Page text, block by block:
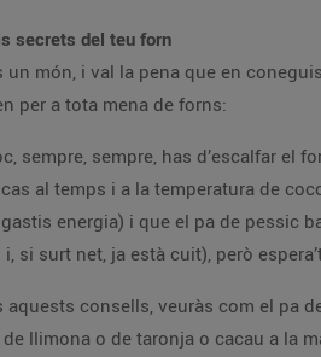
secrets del teu forn
un món, i val la pena que en
per a tota mena de forns:
sempre, sempre, has d’escalfar el
al temps i a la temperatura de
energia) i que el pa de pessic
si surt net, ja està cuit), però
aquests consells, veuràs com el pa
llimona o de taronja o cacau a la